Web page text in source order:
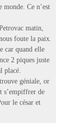
monde. Ce n’est
matin,
foute la paix.
car quand elle
2 piques juste
placé.
géniale, or
s’empiffrer de
le césar et